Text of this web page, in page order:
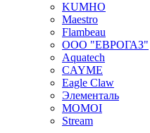
KUMHO
Maestro
Flambeau
ООО "ЕВРОГАЗ"
Aquatech
CAYME
Eagle Claw
Элементаль
MOMOI
Stream